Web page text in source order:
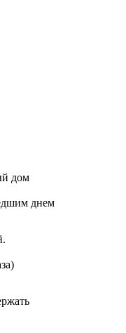
дом
днем